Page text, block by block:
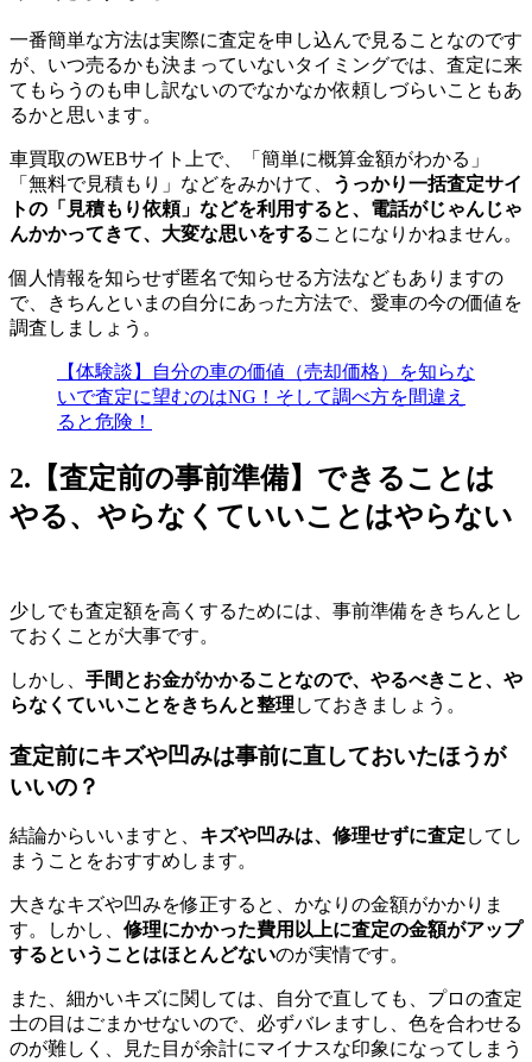
一番簡単な方法は実際に査定を申し込んで見ることなのです
が、いつ売るかも決まっていないタイミングでは、査定に来
てもらうのも申し訳ないのでなかなか依頼しづらいこともあ
るかと思います。
車買取のWEBサイト上で、「簡単に概算金額がわかる」
「無料で見積もり」などをみかけて、
うっかり一括査定サイ
トの「見積もり依頼」などを利用すると、電話がじゃんじゃ
んかかってきて、大変な思いをすることになりかねません。
個人情報を知らせず匿名で知らせる方法などもありますの
で、きちんといまの自分にあった方法で、愛車の今の価値を
調査しましょう。
【体験談】自分の車の価値（売却価格）を知らな
いで査定に望むのはNG！そして調べ方を間違え
ると危険！
2.【査定前の事前準備】できることは
やる、やらなくていいことはやらない
少しでも査定額を高くするためには、事前準備をきちんとし
ておくことが大事です。
しかし、 手間とお金がかかることなので、やるべきこと、や
らなくていいことをきちんと整理 しておきましょう。
査定前にキズや凹みは事前に直しておいたほうが
いいの？
結論からいいますと、 キズや凹みは、修理せずに査定 してし
まうことをおすすめします。
大きなキズや凹みを修正すると、かなりの金額がかかりま
す。しかし、 修理にかかった費用以上に査定の金額がアップ
するということはほとんどないのが実情です。
また、細かいキズに関しては、自分で直しても、プロの査定
士の目はごまかせないので、必ずバレますし、色を合わせる
のが難しく、見た目が余計にマイナスな印象になってしまう